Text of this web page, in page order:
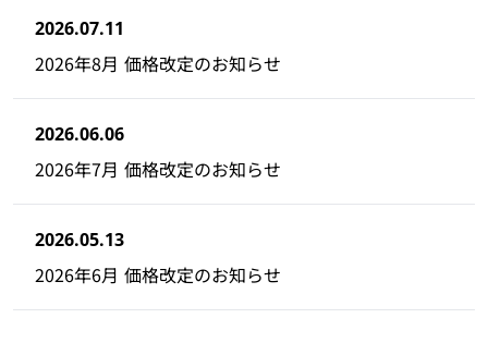
2026.07.11
2026年8月 価格改定のお知らせ
2026.06.06
2026年7月 価格改定のお知らせ
2026.05.13
2026年6月 価格改定のお知らせ